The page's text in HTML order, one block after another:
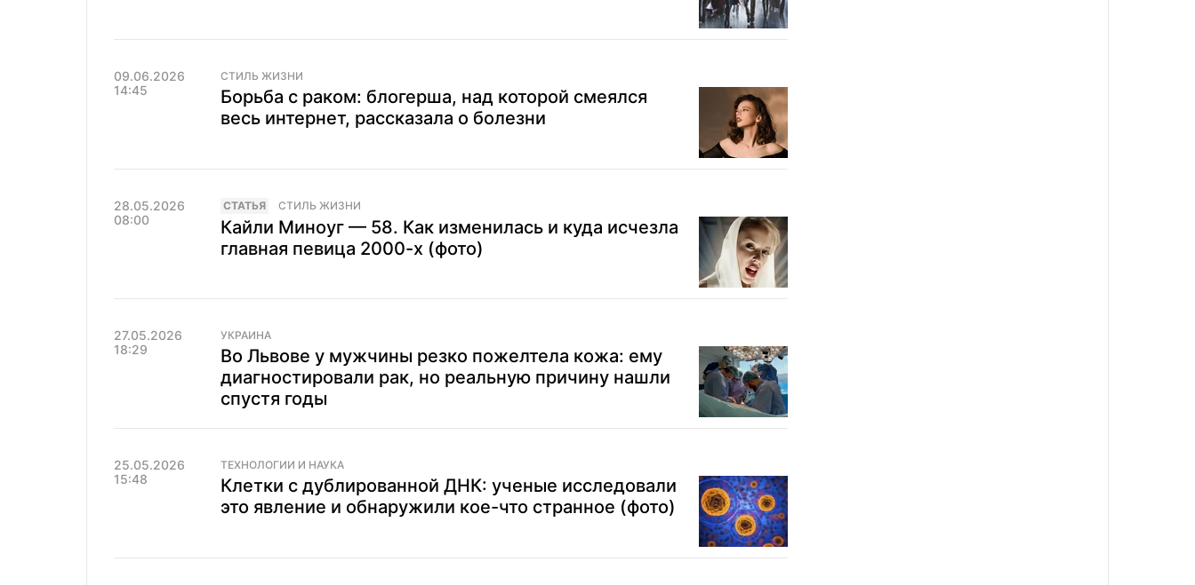
09.06.2026
14:45
СТИЛЬ ЖИЗНИ
Борьба с раком: блогерша, над которой смеялся
весь интернет, рассказала о болезни
28.05.2026
08:00
CТАТЬЯ СТИЛЬ ЖИЗНИ
Кайли Миноуг — 58. Как изменилась и куда исчезла
главная певица 2000-х (фото)
27.05.2026
18:29
УКРАИНА
Во Львове у мужчины резко пожелтела кожа: ему
диагностировали рак, но реальную причину нашли
спустя годы
25.05.2026
15:48
ТЕХНОЛОГИИ И НАУКА
Клетки с дублированной ДНК: ученые исследовали
это явление и обнаружили кое-что странное (фото)